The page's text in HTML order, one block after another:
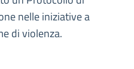
nelle iniziative a
di violenza.